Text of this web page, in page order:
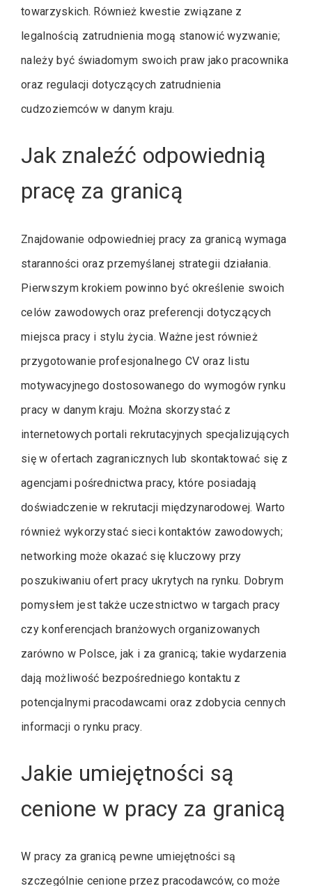
towarzyskich. Również kwestie związane z
legalnością zatrudnienia mogą stanowić wyzwanie;
należy być świadomym swoich praw jako pracownika
oraz regulacji dotyczących zatrudnienia
cudzoziemców w danym kraju.
Jak znaleźć odpowiednią
pracę za granicą
Znajdowanie odpowiedniej pracy za granicą wymaga
staranności oraz przemyślanej strategii działania.
Pierwszym krokiem powinno być określenie swoich
celów zawodowych oraz preferencji dotyczących
miejsca pracy i stylu życia. Ważne jest również
przygotowanie profesjonalnego CV oraz listu
motywacyjnego dostosowanego do wymogów rynku
pracy w danym kraju. Można skorzystać z
internetowych portali rekrutacyjnych specjalizujących
się w ofertach zagranicznych lub skontaktować się z
agencjami pośrednictwa pracy, które posiadają
doświadczenie w rekrutacji międzynarodowej. Warto
również wykorzystać sieci kontaktów zawodowych;
networking może okazać się kluczowy przy
poszukiwaniu ofert pracy ukrytych na rynku. Dobrym
pomysłem jest także uczestnictwo w targach pracy
czy konferencjach branżowych organizowanych
zarówno w Polsce, jak i za granicą; takie wydarzenia
dają możliwość bezpośredniego kontaktu z
potencjalnymi pracodawcami oraz zdobycia cennych
informacji o rynku pracy.
Jakie umiejętności są
cenione w pracy za granicą
W pracy za granicą pewne umiejętności są
szczególnie cenione przez pracodawców, co może